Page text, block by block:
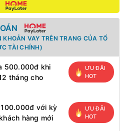
VAY TRÊN TRANG CỦA TỔ
TÀI CHÍNH)
500.000đ khi
tháng cho
ƯU ĐÃI
HOT
100.000đ với kỳ
hàng mới
ƯU ĐÃI
HOT